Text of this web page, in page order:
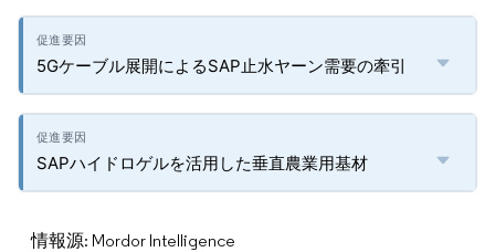
5Gケーブル展開によるSAP止水ヤーン需要の牽引
SAPハイドロゲルを活用した垂直農業用基材
情報源: Mordor Intelligence